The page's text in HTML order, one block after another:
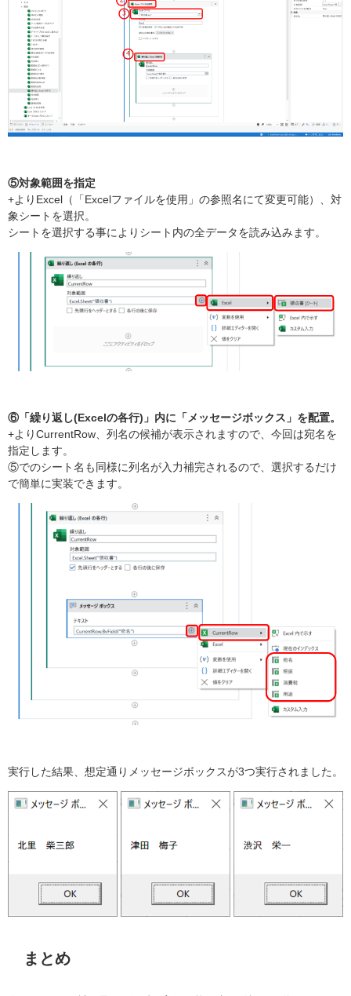
⑤対象範囲を指定
+よりExcel（「Excelファイルを使用」の参照名にて変更可能）、対
象シートを選択。
シートを選択する事によりシート内の全データを読み込みます。
⑥「繰り返し(Excelの各行)」内に「メッセージボックス」を配置。
+よりCurrentRow、列名の候補が表示されますので、今回は宛名を
指定します。
⑤でのシート名も同様に列名が入力補完されるので、選択するだけ
で簡単に実装できます。
実行した結果、想定通りメッセージボックスが3つ実行されました。
まとめ